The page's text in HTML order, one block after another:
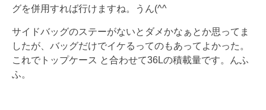
グを併用すれば行けますね。うん(^^
サイドバッグのステーがないとダメかなぁとか思ってま
したが、バッグだけでイケるってのもあってよかった。
これでトップケース と合わせて36Lの積載量です。んふ
ふ。